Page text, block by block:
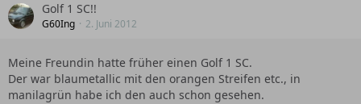
Golf 1 SC!!
G60Ing 2. Juni 2012
Meine Freundin hatte früher einen Golf 1 SC.
Der war blaumetallic mit den orangen Streifen etc., in
manilagrün habe ich den auch schon gesehen.